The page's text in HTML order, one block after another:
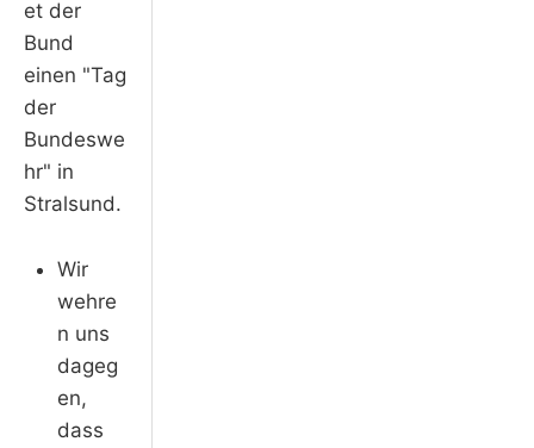
et der
Bund
einen "Tag
der
Bundeswe
hr" in
Stralsund.
Wir
wehre
n uns
dageg
en,
dass